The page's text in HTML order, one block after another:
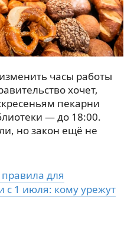
часы работы
хочет,
пекарни
— до 18:00.
но закон ещё не
для
с 1 июля: кому урежут